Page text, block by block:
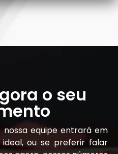
o seu
equipe entrará em
ou se preferir falar